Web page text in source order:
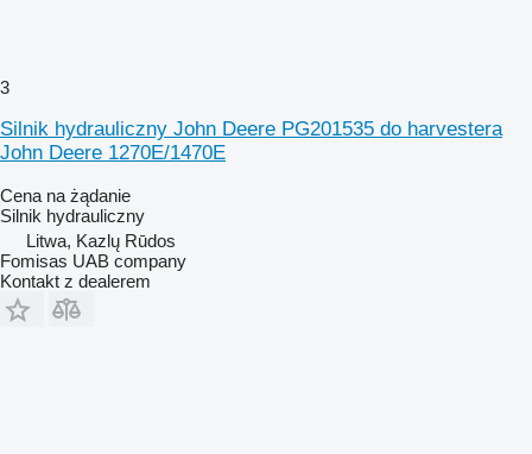
3
Silnik hydrauliczny John Deere PG201535 do harvestera
John Deere 1270E/1470E
Cena na żądanie
Silnik hydrauliczny
Litwa, Kazlų Rūdos
Fomisas UAB company
Kontakt z dealerem